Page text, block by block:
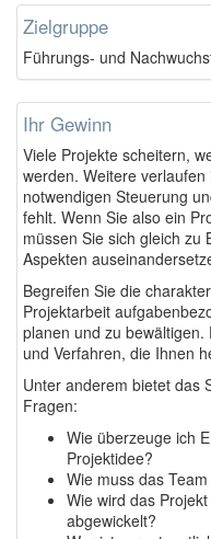
Zielgruppe
Führungs- und
Ihr Gewinn
Viele Projekte scheitern,
werden. Weitere
notwendigen Steuerung
fehlt. Wenn Sie also ein
müssen Sie sich gleich zu
Aspekten
Begreifen Sie die
Projektarbeit
planen und zu
und Verfahren, die Ihnen
Unter anderem bietet das
Fragen:
Wie überzeuge ich
Projektidee?
Wie muss das
Wie wird das
abgewickelt?